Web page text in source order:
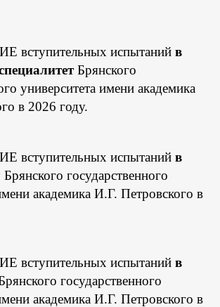
вступительных испытаний в
Брянского
университета имени академика
в 2026 году.
вступительных испытаний в
Брянского государственного
академика И.Г. Петровского в
вступительных испытаний в
государственного
академика И.Г. Петровского в